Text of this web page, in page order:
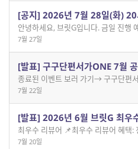
[공지] 2026년 7월 28일(화) 20
안녕하세요, 브릿G입니다. 금일 진행
7월 27일
[발표] 구구단편서가ONE 7월
종료된 이벤트 보러 가기→ 구구단편
7월 22일
[발표] 2026년 6월 브릿G 최
최우수 리뷰어 📌최우수 리뷰어 혜택:
7월 20일